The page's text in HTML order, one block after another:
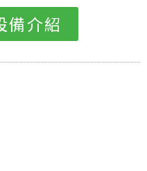
備介紹